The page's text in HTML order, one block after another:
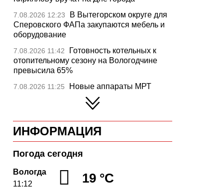
7.08.2026 12:23
В Вытегорском округе для
Сперовского ФАПа закупаются мебель и
оборудование
7.08.2026 11:42
Готовность котельных к
отопительному сезону на Вологодчине
превысила 65%
7.08.2026 11:25
Новые аппараты МРТ
установят в двух медучреждениях
Вологодской области
7.08.2026 10:41 В Устюжне отметят 774-
летие города фестивалем кузнечного
мастерства
7.08.2026 10:18 Вологодская область
уверенно шагает в цифровое будущее
7.08.2026 09:49
На Вологодчине подвели
ИНФОРМАЦИЯ
Погода сегодня
Вологда
11:12
19 °C